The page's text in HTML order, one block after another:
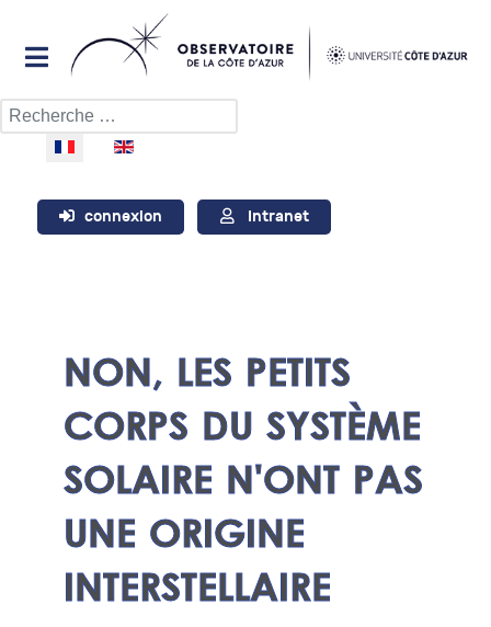
Rechercher
Sélectionnez votre langue
connexion Intranet
NON, LES PETITS
CORPS DU SYSTÈME
SOLAIRE N'ONT PAS
UNE ORIGINE
INTERSTELLAIRE